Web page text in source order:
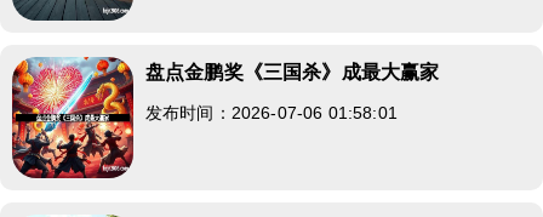
盘点金鹏奖《三国杀》成最大赢家
发布时间：2026-07-06 01:58:01